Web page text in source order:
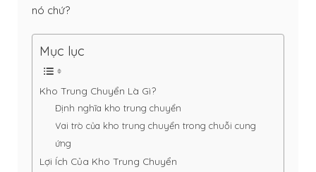
nó chứ?
Mục lục
Kho Trung Chuyển Là Gì?
Định nghĩa kho trung chuyển
Vai trò của kho trung chuyển trong chuỗi cung
ứng
Lợi Ích Của Kho Trung Chuyển